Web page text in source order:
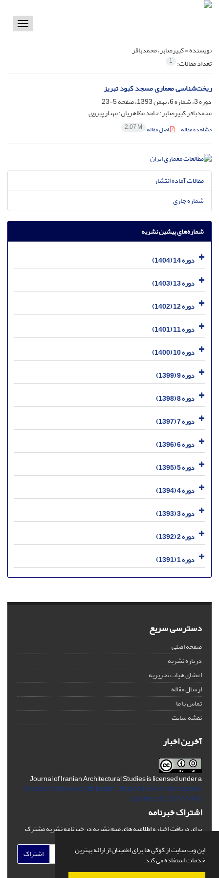
این وب سایت از کوکی ها برای اطمینان از ارائه بهترین
خدمات استفاده می کند.
Toggle
نویسنده =کبیرصابر، محمدباقر
تعداد مقالات: 1
ریخت‌شناسی معماری مسجد کبود تبریز
دوره 3، شماره 6، بهمن 1393، صفحه
5-23
محمدباقر کبیرصابر؛ حامد مظاهریان؛ مهناز پیروی
مشاهده مقاله اصل مقاله 2.07 M
مقالات آماده انتشار
شماره جاری
شماره‌های پیشین نشریه
دوره 14 (1404)
دوره 13 (1403)
دوره 12 (1402)
دوره 11 (1401)
دوره 10 (1400)
دوره 9 (1399)
دوره 8 (1398)
دوره 7 (1397)
دوره 6 (1396)
دوره 5 (1395)
دوره 4 (1394)
دوره 3 (1393)
دوره 2 (1392)
دوره 1 (1391)
دسترسی سریع
صفحه اصلی
درباره نشریه
اعضای هیات تحریریه
ارسال مقاله
تماس با ما
نقشه سایت
آخرین اخبار
Journal of Iranian Architectural Studies is licensed under a
Creative Commons Attribution-ShareAlike 4.0 International
License. (CC BY-AA 4.0)
اشتراک خبرنامه
برای دریافت اخبار و اطلاعیه های مهم نشریه در خبرنامه نشریه مشترک
اشتراک